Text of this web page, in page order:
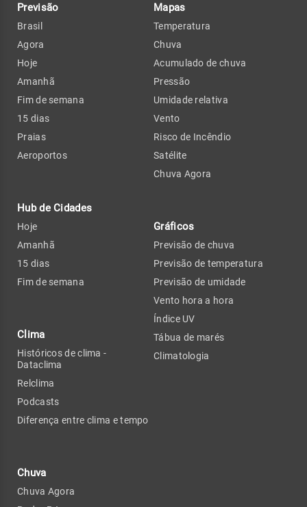
Previsão
Brasil
Agora
Hoje
Amanhã
Fim de semana
15 dias
Praias
Aeroportos
Hub de Cidades
Hoje
Amanhã
15 dias
Fim de semana
Clima
Históricos de clima -
Dataclima
Relclima
Podcasts
Diferença entre clima e tempo
Chuva
Chuva Agora
Mapas
Temperatura
Chuva
Acumulado de chuva
Pressão
Umidade relativa
Vento
Risco de Incêndio
Satélite
Chuva Agora
Gráficos
Previsão de chuva
Previsão de temperatura
Previsão de umidade
Vento hora a hora
Índice UV
Tábua de marés
Climatologia